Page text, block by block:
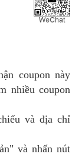
nhiều coupon
và địa chỉ
và nhấn nút